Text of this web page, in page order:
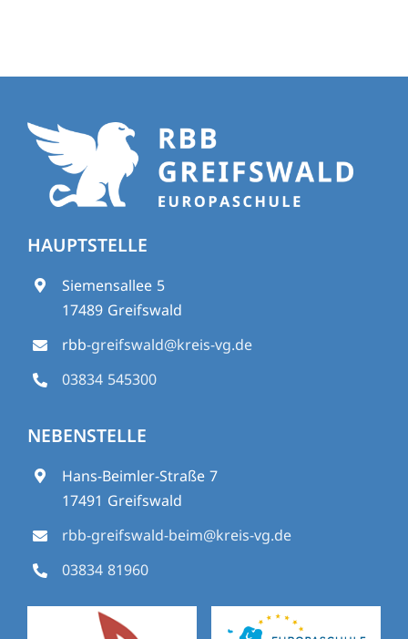
HAUPTSTELLE
Siemensallee 5
17489 Greifswald
rbb-greifswald@kreis-vg.de
03834 545300
NEBENSTELLE
Hans-Beimler-Straße 7
17491 Greifswald
rbb-greifswald-beim@kreis-vg.de
03834 81960